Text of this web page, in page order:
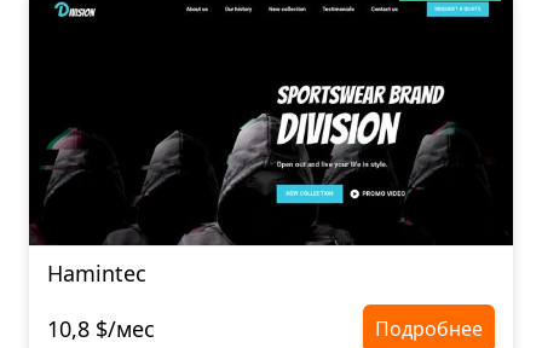
Hamintec
10,8 $/мес
Подробнее